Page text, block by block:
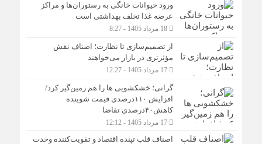
ورود حیوانات خانگی به رستوران‌ها و مراکز
عرضه غذا تخلف بهداشتی است
18 مرداد 1405 - 8:27
از تصمیم‌سازی تا نظارت؛ اصناف نقش
مؤثرتری در بازار می‌خواهند
17 مرداد 1405 - 12:27
گرانی؛ خشکشویی‌ ها را هم زمین‌گیر کرد/
افزایش ۱۱۰درصدی قیمت شوینده
کاهش۴۰درصدی تقاضا
17 مرداد 1405 - 12:12
اصناف قلب تپنده اقتصاد و تقویت‌کننده وحدت